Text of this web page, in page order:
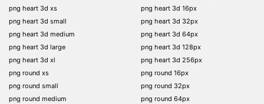
png heart 3d xs
png heart 3d small
png heart 3d medium
png heart 3d large
png heart 3d xl
png round xs
png round small
png round medium
png heart 3d 16px
png heart 3d 32px
png heart 3d 64px
png heart 3d 128px
png heart 3d 256px
png round 16px
png round 32px
png round 64px